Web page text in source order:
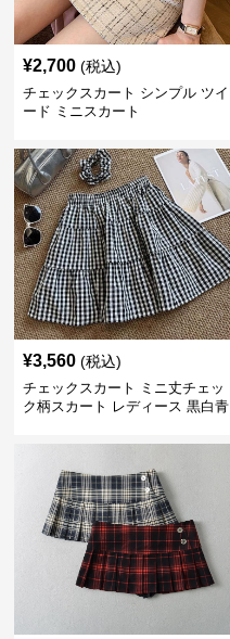
¥2,700 (税込)
チェックスカート シンプル ツイ
ード ミニスカート
¥3,560 (税込)
チェックスカート ミニ丈チェッ
ク柄スカート レディース 黒白青